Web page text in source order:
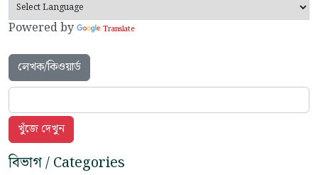
Powered by Translate
লেখক/কিওয়ার্ড
বিভাগ / Categories